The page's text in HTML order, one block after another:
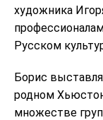
художника
Русском
Борис
родном
множестве